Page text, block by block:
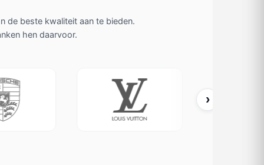
de beste kwaliteit aan te bieden.
hen daarvoor.
Porsche Louis Vuitton ›